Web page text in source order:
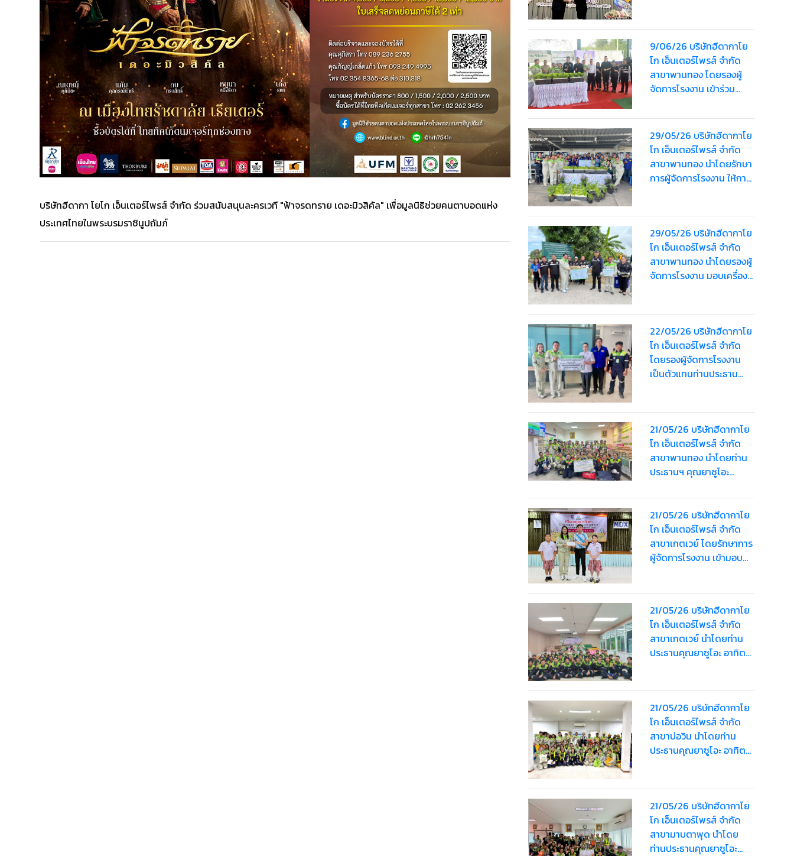
บริษัทฮีดากา โยโก เอ็นเตอร์ไพรส์ จำกัด ร่วมสนับสนุนละครเวที "ฟ้าจรดทราย เดอะมิวสิคัล" เพื่อมูลนิธิช่วยคนตาบอดแห่ง
ประเทศไทยในพระบรมราชินูปถัมภ์
พิการทางสติปัญญา”
ประจำปี 2569
9/06/26 บริษัทฮีดากาโย
โก เอ็นเตอร์ไพรส์ จำกัด
สาขาพานทอง โดยรองผู้
จัดการโรงงาน เข้าร่วม
พัฒนาชุมชนดีเด่นระดับ
จังหวัด ประจำปี 2569
29/05/26 บริษัทฮีดากาโย
โก เอ็นเตอร์ไพรส์ จำกัด
สาขาพานทอง นำโดยรักษา
การผู้จัดการโรงงาน ให้การ
พานทอง
29/05/26 บริษัทฮีดากาโย
โก เอ็นเตอร์ไพรส์ จำกัด
สาขาพานทอง นำโดยรองผู้
จัดการโรงงาน มอบเครื่อง
ลดโลกร้อน
22/05/26 บริษัทฮีดากาโย
โก เอ็นเตอร์ไพรส์ จำกัด
โดยรองผู้จัดการโรงงาน
เป็นตัวแทนท่านประธาน
อุทัย
21/05/26 บริษัทฮีดากาโย
โก เอ็นเตอร์ไพรส์ จำกัด
สาขาพานทอง นำโดยท่าน
ประธานฯ คุณยาซูโอะ
Happy Bag” ครั้งที่ 2 ให้
พนักงานรวมมูลค่า
124,000 บาท
21/05/26 บริษัทฮีดากาโย
โก เอ็นเตอร์ไพรส์ จำกัด
สาขาเกตเวย์ โดยรักษาการ
ผู้จัดการโรงงาน เข้ามอบ
ศึกษาค้นหาความเป็นเลิศ
ทางวิชาการ ประจำปีการ
ศึกษา 2568
21/05/26 บริษัทฮีดากาโย
โก เอ็นเตอร์ไพรส์ จำกัด
สาขาเกตเวย์ นำโดยท่าน
ประธานคุณยาซูโอะ อาทิตย์
พนักงาน รวมมูลค่า
160,000 บาท
21/05/26 บริษัทฮีดากาโย
โก เอ็นเตอร์ไพรส์ จำกัด
สาขาบ่อวิน นำโดยท่าน
ประธานคุณยาซูโอะ อาทิตย์
รวมมูลค่า 173,000 บาท
21/05/26 บริษัทฮีดากาโย
โก เอ็นเตอร์ไพรส์ จำกัด
สาขามาบตาพุด นำโดย
ท่านประธานคุณยาซูโอะ